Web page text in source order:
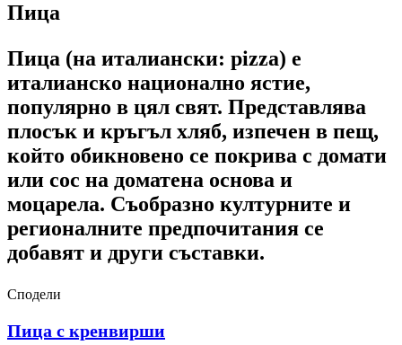
Пица
Пица (на италиански: pizza) е
италианско национално ястие,
популярно в цял свят. Представлява
плосък и кръгъл хляб, изпечен в пещ,
който обикновено се покрива с домати
или сос на доматена основа и
моцарела. Съобразно културните и
регионалните предпочитания се
добавят и други съставки.
Сподели
Пица с кренвирши